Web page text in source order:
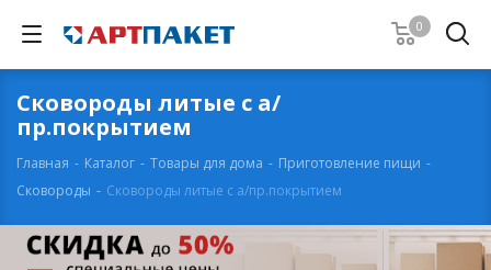
0
Сковороды литые с а/
пр.покрытием
Главная - Каталог - Товары для дома - Приготовление пищи -
Сковороды - Сковороды литые с а/пр.покрытием